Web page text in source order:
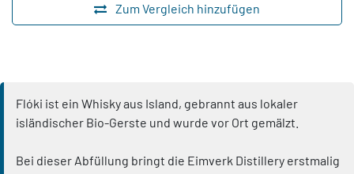
Zum Vergleich hinzufügen
Flóki ist ein Whisky aus Island, gebrannt aus lokaler
isländischer Bio-Gerste und wurde vor Ort gemälzt.
Bei dieser Abfüllung bringt die Eimverk Distillery erstmalig